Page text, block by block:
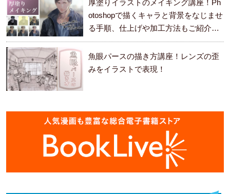
厚塗りイラストのメイキング講座！Ph
otoshopで描くキャラと背景をなじませ
る手順、仕上げや加工方法もご紹介し
ます。
魚眼パースの描き方講座！レンズの歪
みをイラストで表現！